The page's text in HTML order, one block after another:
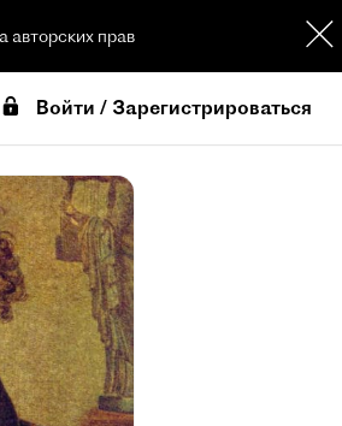
авторских прав
Войти / Зарегистрироваться